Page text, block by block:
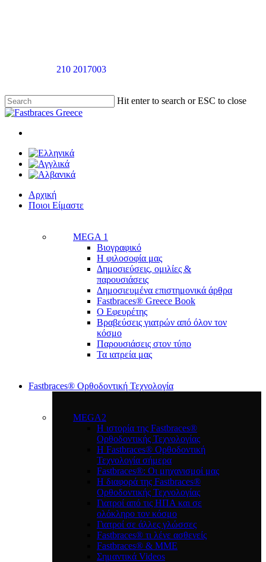
210 2017003
Hit enter to search or ESC to close
Close
Menu
Menu
Αρχική
Ποιοι Είμαστε
MEGA 1
Βιογραφικό
Η φιλοσοφία μας
Δημοσιεύσεις, ομιλίες &
παρουσιάσεις
Δημοσιευμένα επιστημονικά άρθρα
Fastbraces® Greece Book
Ο Εφευρέτης
Bραβεύσεις γιατρών από όλον τον
κόσμο
Παρουσιάσεις στον τύπο
Τα ιατρεία μας
Fastbraces® Ορθοδοντική Τεχνολογία
MEGA2
Η ιστορία της Fastbraces®
Ορθοδοντικής Τεχνολογίας
H Fastbraces® Ορθοδοντική
Τεχνολογία σήμερα
Fastbraces®: Οι μηχανισμοί μας
Η διαφορά της Fastbraces®
Ορθοδοντικής Τεχνολογίας
Γιατροί από τις ΗΠΑ και σε
ολόκληρο τον κόσμο
Γιατροί σε άλλες γλώσσες
Fastbraces® τι λένε ασθενείς
Fastbraces® & ΜΜΕ
Σημαντικά Videos